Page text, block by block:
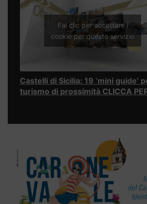
Fai clic per accettare i
cookie per questo servizio
Castelli di Sicilia: 19 ‘mini guide’
turismo di prossimità CLICCA